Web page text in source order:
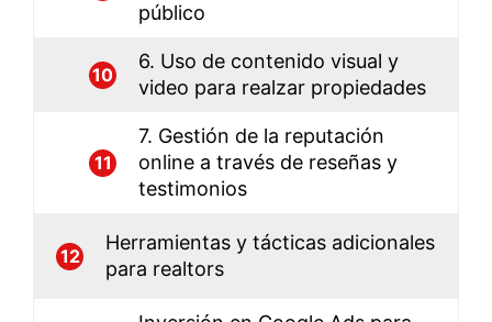
público
10
6. Uso de contenido visual y
video para realzar propiedades
11
7. Gestión de la reputación
online a través de reseñas y
testimonios
12
Herramientas y tácticas adicionales
para realtors